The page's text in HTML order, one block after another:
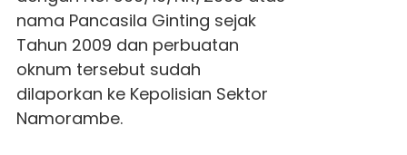
nama Pancasila Ginting sejak
Tahun 2009 dan perbuatan
oknum tersebut sudah
dilaporkan ke Kepolisian Sektor
Namorambe.